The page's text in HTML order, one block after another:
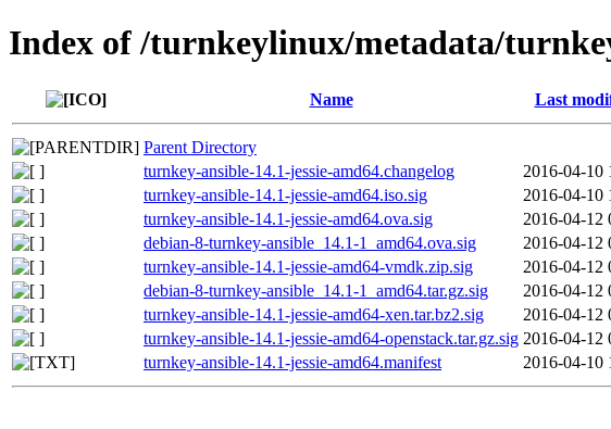
Index of /turnkeylinux/metadata/
Name Last
Parent Directory
turnkey-ansible-14.1-jessie-amd64.changelog
2016-04-10
turnkey-ansible-14.1-jessie-amd64.iso.sig
2016-04-10
turnkey-ansible-14.1-jessie-amd64.ova.sig
2016-04-12
debian-8-turnkey-ansible_14.1-1_amd64.ova.sig
2016-04-12
turnkey-ansible-14.1-jessie-amd64-vmdk.zip.sig
2016-04-12
debian-8-turnkey-ansible_14.1-1_amd64.tar.gz.sig
2016-04-12
turnkey-ansible-14.1-jessie-amd64-xen.tar.bz2.sig
2016-04-12
turnkey-ansible-14.1-jessie-amd64-openstack.tar.gz.sig 2016-04-12
turnkey-ansible-14.1-jessie-amd64.manifest
2016-04-10